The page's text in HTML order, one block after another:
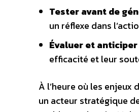
Tester avant de
un réflexe dans
Évaluer et anticiper
efficacité et leur
À l’heure où les
un acteur stratégique